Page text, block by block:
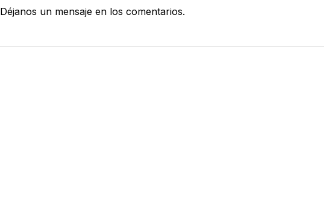
Déjanos un mensaje en los comentarios.